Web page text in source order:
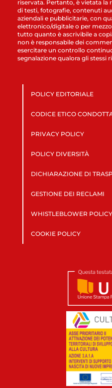
riservata. Pertanto, è vietata la
di testi, fotografie, contenuti
aziendali e pubblicitarie, con
elettronico/digitale o per
tutto quanto è ascrivibile a
non è responsabile dei
esercitare un controllo
segnalazione qualora gli stessi
POLICY EDITORIALE
CODICE ETICO
PRIVACY POLICY
POLICY DIVERSITÀ
DICHIARAZIONE DI
GESTIONE DEI RECLAMI
WHISTLEBLOWER POLICY
COOKIE POLICY